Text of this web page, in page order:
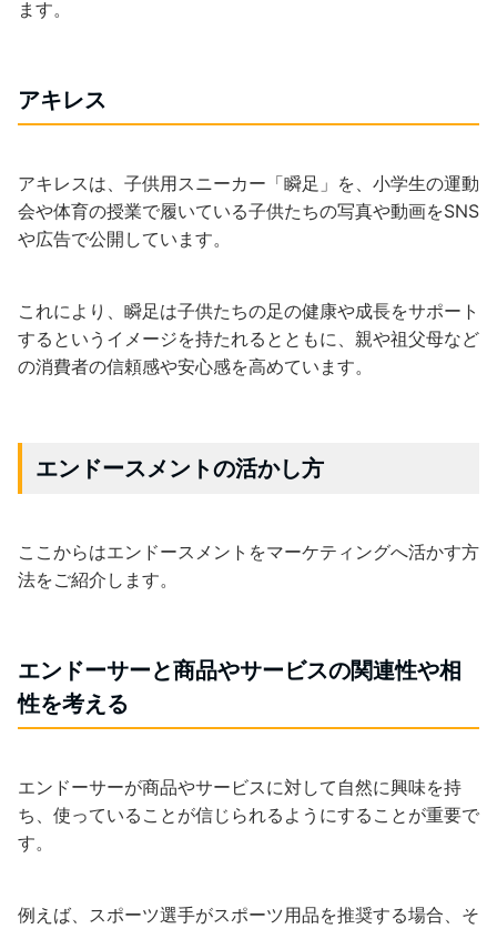
ます。
アキレス
アキレスは、子供用スニーカー「瞬足」を、小学生の運動
会や体育の授業で履いている子供たちの写真や動画をSNS
や広告で公開しています。
これにより、瞬足は子供たちの足の健康や成長をサポート
するというイメージを持たれるとともに、親や祖父母など
の消費者の信頼感や安心感を高めています。
エンドースメントの活かし方
ここからはエンドースメントをマーケティングへ活かす方
法をご紹介します。
エンドーサーと商品やサービスの関連性や相
性を考える
エンドーサーが商品やサービスに対して自然に興味を持
ち、使っていることが信じられるようにすることが重要で
す。
例えば、スポーツ選手がスポーツ用品を推奨する場合、そ